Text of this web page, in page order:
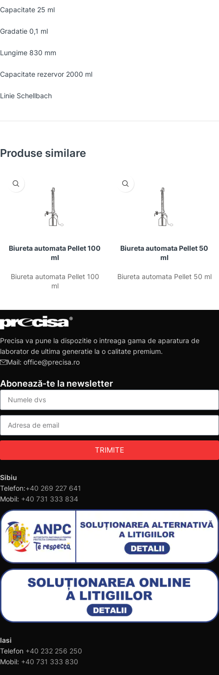
Capacitate 25 ml
Gradatie 0,1 ml
Lungime 830 mm
Capacitate rezervor 2000 ml
Linie Schellbach
Produse similare
Biureta automata Pellet 100
ml
Biureta automata Pellet 100
ml
Biureta automata Pellet 50
ml
Biureta automata Pellet 50 ml
Precisa va pune la dispozitie o intreaga gama de aparatura de
laborator de ultima generatie la o calitate premium.
Mail: office@precisa.ro
Abonează-te la newsletter
TRIMITE
Sibiu
Telefon:+40 269 227 641
Mobil: +40 731 333 834
Iasi
Telefon +40 232 256 250
Mobil: +40 731 333 830